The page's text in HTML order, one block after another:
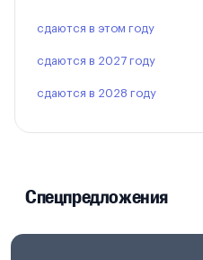
сдаются в этом году
сдаются в 2027 году
сдаются в 2028 году
Спецпредложения